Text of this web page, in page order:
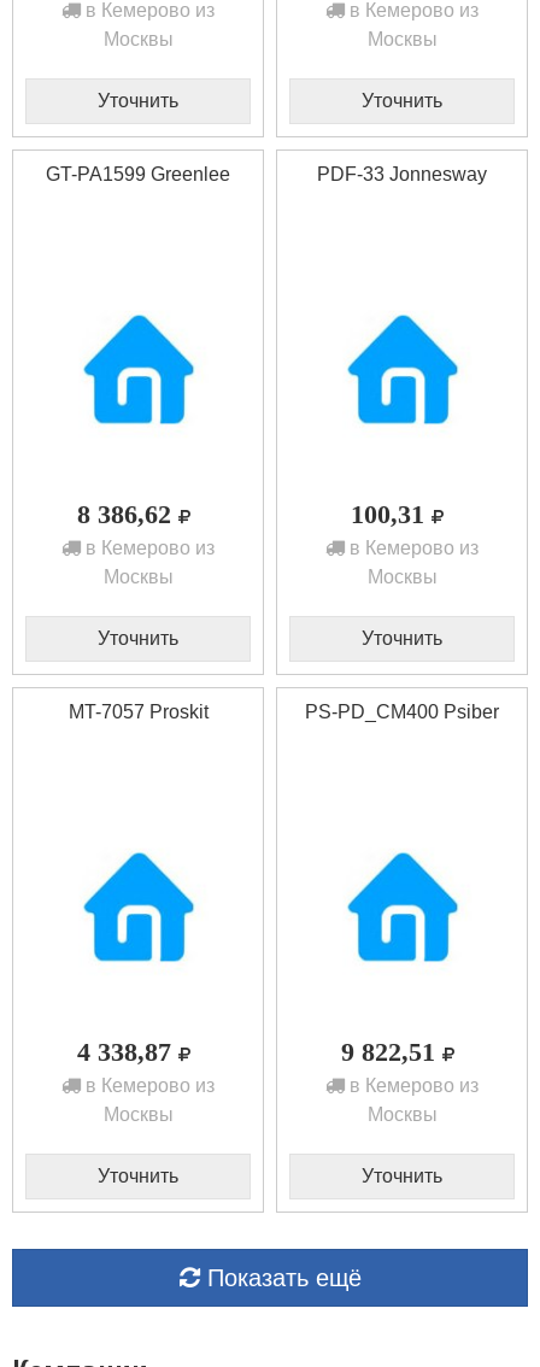
в Кемерово из
Москвы
Уточнить
в Кемерово из
Москвы
Уточнить
GT-PA1599 Greenlee
8 386,62
в Кемерово из
Москвы
Уточнить
PDF-33 Jonnesway
100,31
в Кемерово из
Москвы
Уточнить
MT-7057 Proskit
4 338,87
в Кемерово из
Москвы
Уточнить
PS-PD_CM400 Psiber
9 822,51
в Кемерово из
Москвы
Уточнить
Показать ещё